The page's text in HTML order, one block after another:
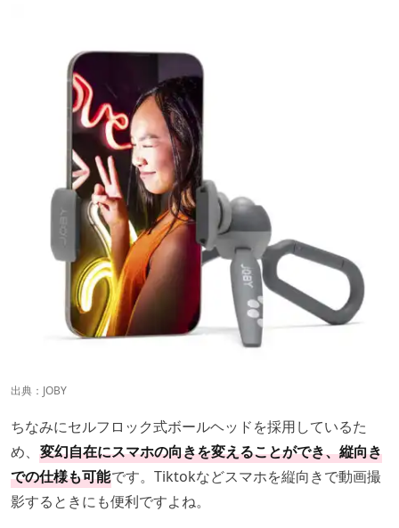
出典： JOBY
ちなみにセルフロック式ボールヘッドを採用しているた
め、 変幻自在にスマホの向きを変えることができ、縦向き
での仕様も可能です。Tiktokなどスマホを縦向きで動画撮
影するときにも便利ですよね。